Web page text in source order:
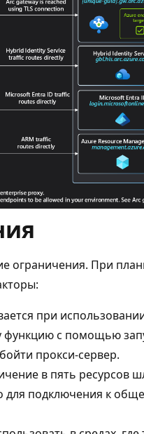
ограничения. При
при
функцию с помощью
прокси-сервер.
в пять ресурсов
для подключения к